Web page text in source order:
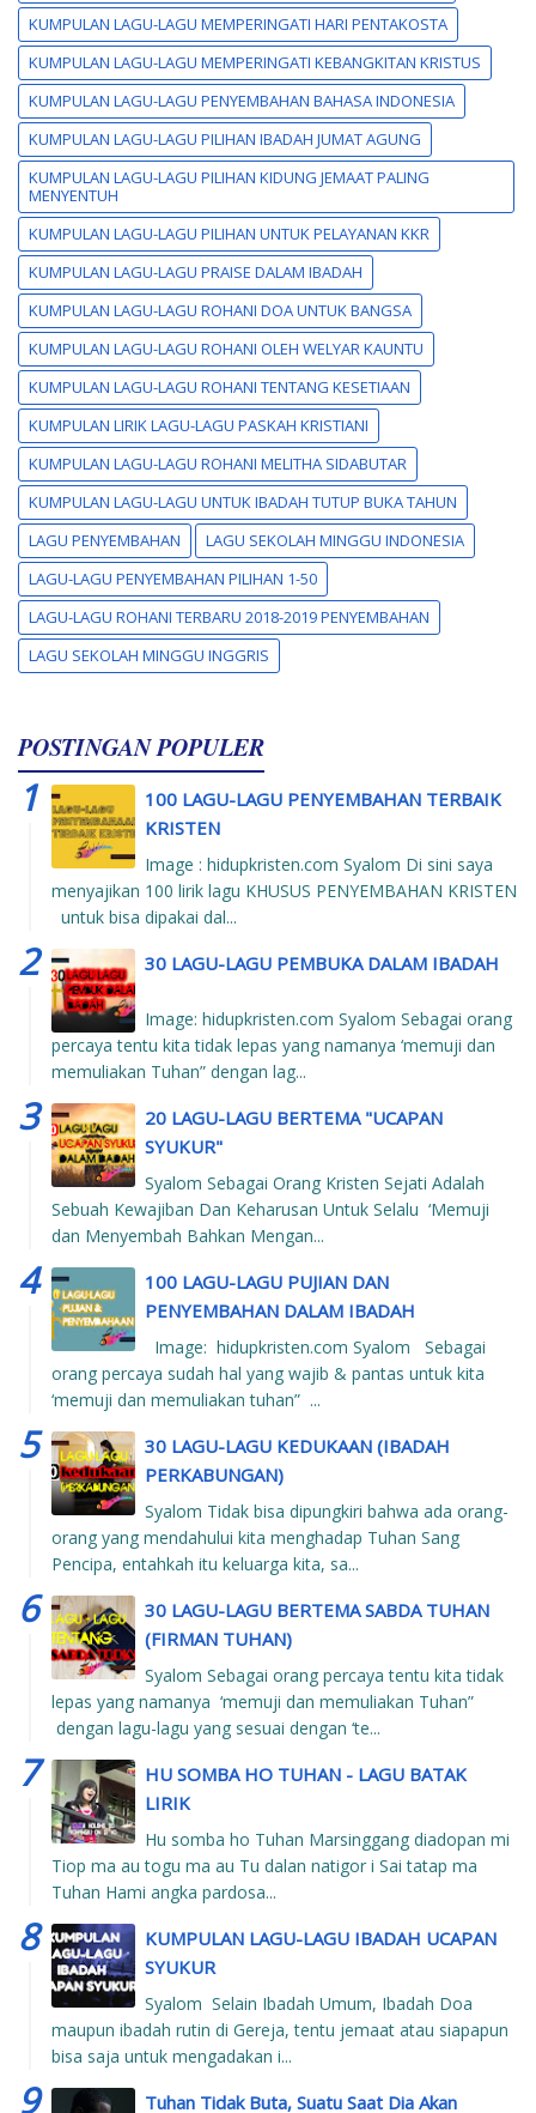
KUMPULAN LAGU-LAGU MEMPERINGATI HARI PENTAKOSTA
KUMPULAN LAGU-LAGU MEMPERINGATI KEBANGKITAN KRISTUS
KUMPULAN LAGU-LAGU PENYEMBAHAN BAHASA INDONESIA
KUMPULAN LAGU-LAGU PILIHAN IBADAH JUMAT AGUNG
KUMPULAN LAGU-LAGU PILIHAN KIDUNG JEMAAT PALING
MENYENTUH
KUMPULAN LAGU-LAGU PILIHAN UNTUK PELAYANAN KKR
KUMPULAN LAGU-LAGU PRAISE DALAM IBADAH
KUMPULAN LAGU-LAGU ROHANI DOA UNTUK BANGSA
KUMPULAN LAGU-LAGU ROHANI OLEH WELYAR KAUNTU
KUMPULAN LAGU-LAGU ROHANI TENTANG KESETIAAN
KUMPULAN LIRIK LAGU-LAGU PASKAH KRISTIANI
KUMPULAN LAGU-LAGU ROHANI MELITHA SIDABUTAR
KUMPULAN LAGU-LAGU UNTUK IBADAH TUTUP BUKA TAHUN
LAGU PENYEMBAHAN
LAGU SEKOLAH MINGGU INDONESIA
LAGU-LAGU PENYEMBAHAN PILIHAN 1-50
LAGU-LAGU ROHANI TERBARU 2018-2019 PENYEMBAHAN
LAGU SEKOLAH MINGGU INGGRIS
POSTINGAN POPULER
100 LAGU-LAGU PENYEMBAHAN TERBAIK
KRISTEN
Image : hidupkristen.com Syalom Di sini saya
menyajikan 100 lirik lagu KHUSUS PENYEMBAHAN KRISTEN
untuk bisa dipakai dal...
30 LAGU-LAGU PEMBUKA DALAM IBADAH
Image: hidupkristen.com Syalom Sebagai orang
percaya tentu kita tidak lepas yang namanya ‘memuji dan
memuliakan Tuhan” dengan lag...
20 LAGU-LAGU BERTEMA "UCAPAN
SYUKUR"
Syalom Sebagai Orang Kristen Sejati Adalah
Sebuah Kewajiban Dan Keharusan Untuk Selalu ‘Memuji
dan Menyembah Bahkan Mengan...
100 LAGU-LAGU PUJIAN DAN
PENYEMBAHAN DALAM IBADAH
Image: hidupkristen.com Syalom Sebagai
orang percaya sudah hal yang wajib & pantas untuk kita
‘memuji dan memuliakan tuhan” ...
30 LAGU-LAGU KEDUKAAN (IBADAH
PERKABUNGAN)
Syalom Tidak bisa dipungkiri bahwa ada orang-
orang yang mendahului kita menghadap Tuhan Sang
Pencipa, entahkah itu keluarga kita, sa...
30 LAGU-LAGU BERTEMA SABDA TUHAN
(FIRMAN TUHAN)
Syalom Sebagai orang percaya tentu kita tidak
lepas yang namanya ‘memuji dan memuliakan Tuhan”
dengan lagu-lagu yang sesuai dengan ‘te...
HU SOMBA HO TUHAN - LAGU BATAK
LIRIK
Hu somba ho Tuhan Marsinggang diadopan mi
Tiop ma au togu ma au Tu dalan natigor i Sai tatap ma
Tuhan Hami angka pardosa...
KUMPULAN LAGU-LAGU IBADAH UCAPAN
SYUKUR
Syalom Selain Ibadah Umum, Ibadah Doa
maupun ibadah rutin di Gereja, tentu jemaat atau siapapun
bisa saja untuk mengadakan i...
Tuhan Tidak Buta, Suatu Saat Dia Akan